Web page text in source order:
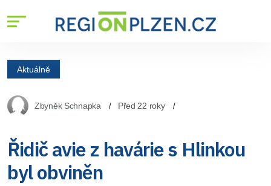
Aktuálně
Zbyněk Schnapka Před 22 roky
Řidič avie z havárie s Hlinkou
byl obviněn